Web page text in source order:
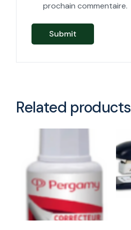
prochain commentaire.
Related products